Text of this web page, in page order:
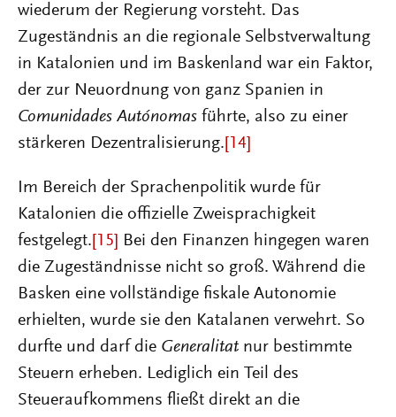
wiederum der Regierung vorsteht. Das
Zugeständnis an die regionale Selbstverwaltung
in Katalonien und im Baskenland war ein Faktor,
der zur Neuordnung von ganz Spanien in
Comunidades Autónomas führte, also zu einer
stärkeren Dezentralisierung. [14]
Im Bereich der Sprachenpolitik wurde für
Katalonien die offizielle Zweisprachigkeit
festgelegt. [15]
Bei den Finanzen hingegen waren
die Zugeständnisse nicht so groß. Während die
Basken eine vollständige fiskale Autonomie
erhielten, wurde sie den Katalanen verwehrt. So
durfte und darf die Generalitat nur bestimmte
Steuern erheben. Lediglich ein Teil des
Steueraufkommens fließt direkt an die